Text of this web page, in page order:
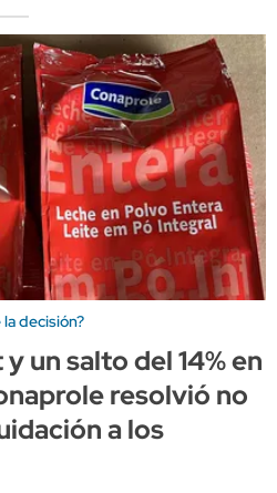
decisión?
un salto del 14% en
resolvió no
a los